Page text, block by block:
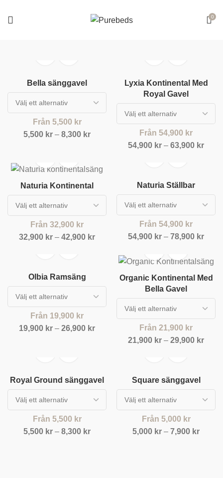
0
Bella sänggavel
Från 5,500 kr
5,500 kr – 8,300 kr
Lyxia Kontinental Med
Royal Gavel
Från 54,900 kr
54,900 kr – 63,900 kr
Naturia Kontinental
Från 32,900 kr
32,900 kr – 42,900 kr
Naturia Ställbar
Från 54,900 kr
54,900 kr – 78,900 kr
Olbia Ramsäng
Från 19,900 kr
19,900 kr – 26,900 kr
Organic Kontinental Med
Bella Gavel
Från 21,900 kr
21,900 kr – 29,900 kr
Royal Ground sänggavel
Från 5,500 kr
5,500 kr – 8,300 kr
Square sänggavel
Från 5,000 kr
5,000 kr – 7,900 kr